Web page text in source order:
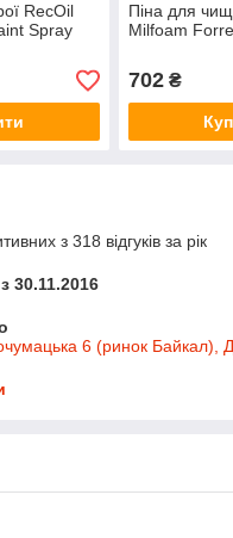
RecOil
Spray
Піна для
Milfoam
702₴
з 318 відгуків за рік
30.11.2016
6 (ринок Байкал),